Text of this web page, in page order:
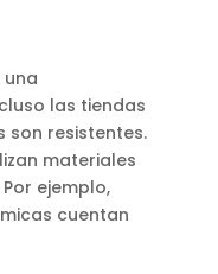
las tiendas
son resistentes.
materiales
ejemplo,
cuentan